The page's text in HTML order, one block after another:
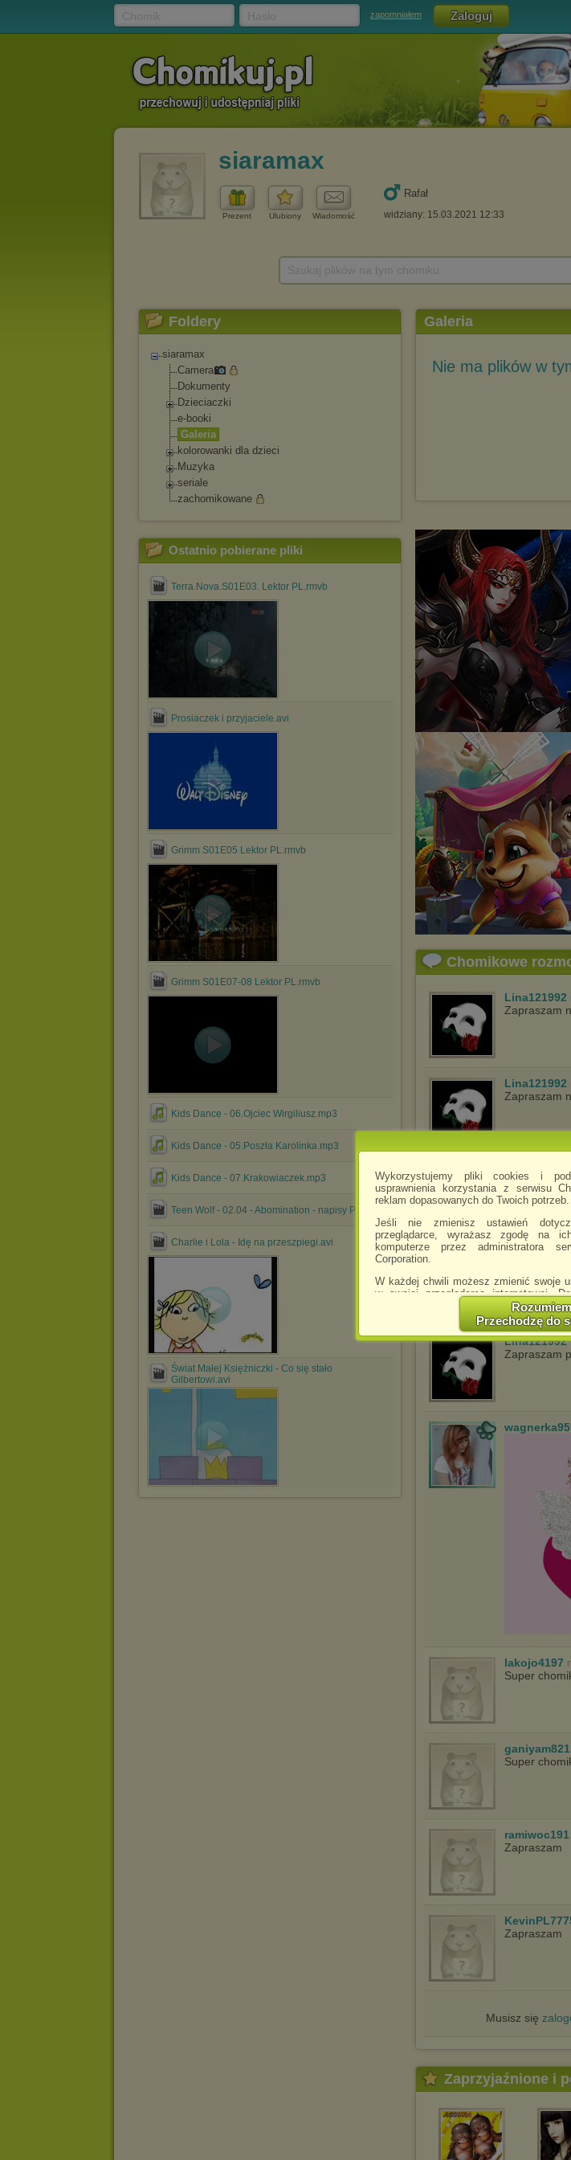
Wykorzystujemy pliki cookies i
usprawnienia korzystania z serwisu
reklam dopasowanych do Twoich potrzeb.
Jeśli nie zmienisz ustawień
przeglądarce, wyrażasz zgodę na
komputerze przez administratora
Corporation.
W każdej chwili możesz zmienić swoje
w swojej przeglądarce internetowej.
http://chomikuj.pl/
Jednocześnie informujemy że zmiana
spowodować ograniczenie korzystania
W przypadku braku twojej zgody na
prosimy o opuszczenie serwisu
Wykorzystanie plików cookies
marketingowych).
Wyrażenie sprzeciwu spowoduje, że
będzie dopasowana do Twoich
wyświetlona przypadkowo.
Istnieje możliwość zmiany ustawień
sposób uniemożliwiający
urządzeniu końcowym. Można
dokonując odpowiednich zmian w
Pełną informację na ten temat
http://chomikuj.pl/
Rozumiem
Przechodzę do
zapomniałem
siaramax
Prezent Ulubiony Wiadomość
Rafał
widziany: 15.03.2021 12:33
Foldery
siaramax
Camera
Dokumenty
Dzieciaczki
e-booki
Galeria
kolorowanki dla dzieci
Muzyka
seriale
zachomikowane
Ostatnio pobierane pliki
Terra.Nova.S01E03. Lektor PL.rmvb
Prosiaczek i przyjaciele.avi
Grimm S01E05 Lektor PL.rmvb
Grimm S01E07-08 Lektor PL.rmvb
Kids Dance - 06.Ojciec Wirgiliusz.mp3
Kids Dance - 05.Poszła Karolinka.mp3
Kids Dance - 07.Krakowiaczek.mp3
Teen Wolf - 02.04 - Abomination - napisy PL(1).avi
Charlie i Lola - Idę na przeszpiegi.avi
Świat Małej Księżniczki - Co się stało
Gilbertowi.avi
Galeria
Nie ma plików w
Chomikowe
Lina121992
Zapraszam
Lina121992
Zapraszam
Lina121992
Zapraszam
Zapraszam
Lina121992
Zapraszam
lakojo4197
Super
ganiyam821
Super
ramiwoc191
Zapraszam
Zapraszam
Musisz się
Zaprzyjaźnione i